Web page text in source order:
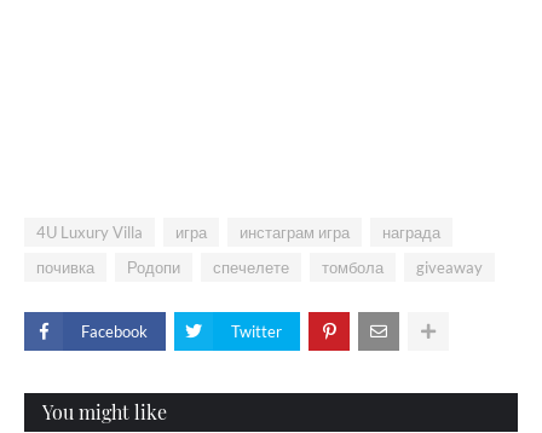
4U Luxury Villa игра инстаграм игра
награда
почивка
Родопи спечелете томбола giveaway
Facebook Twitter
You might like